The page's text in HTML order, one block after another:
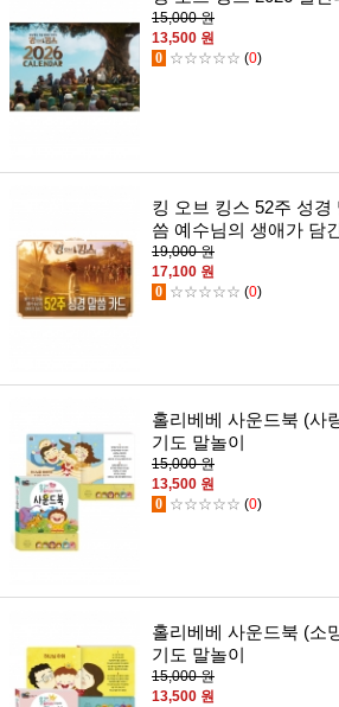
15,000 원
13,500 원
0 ☆☆☆☆☆ (0)
킹 오브 킹스 52주 성
씀 예수님의 생애가 담
19,000 원
17,100 원
0 ☆☆☆☆☆ (0)
홀리베베 사운드북 (사
기도 말놀이
15,000 원
13,500 원
0 ☆☆☆☆☆ (0)
홀리베베 사운드북 (소
기도 말놀이
15,000 원
13,500 원